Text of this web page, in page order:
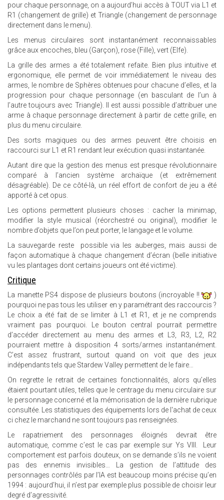
pour chaque personnage, on a aujourd’hui accès à TOUT via L1 et
R1 (changement de grille) et Triangle (changement de personnage
directement dans le menu).
Les menus circulaires sont instantanément reconnaissables
grâce aux encoches, bleu (Garçon), rose (Fille), vert (Elfe).
La grille des armes a été totalement refaite. Bien plus intuitive et
ergonomique, elle permet de voir immédiatement le niveau des
armes, le nombre de Sphères obtenues pour chacune d’elles, et la
progression pour chaque personnage (en basculant de l’un à
l’autre toujours avec Triangle). Il est aussi possible d’attribuer une
arme à chaque personnage directement à partir de cette grille, en
plus du menu circulaire.
Des sorts magiques ou des armes peuvent être choisis en
raccourci sur L1 et R1 rendant leur exécution quasi instantanée.
Autant dire que la gestion des menus est presque révolutionnaire
comparé à l’ancien système archaïque (et extrêmement
désagréable). De ce côté-là, un réel effort de confort de jeu a été
apporté à cet opus.
Les options permettent plusieurs choses : cacher la minimap,
modifier la style musical (réorchestré ou original), modifier le
nombre d’objets que l’on peut porter, le langage et le volume.
La sauvegarde reste possible via les auberges, mais aussi de
façon automatique à chaque changement d’écran (belle initiative
vu les plantages dont certains joueurs ont été victime).
Critique
La manette PS4 dispose de plusieurs boutons (incroyable !!
)
pourquoi ne pas tous les utiliser en y paramétrant des raccourcis ?
Le choix a été fait de se limiter à L1 et R1, et je ne comprends
vraiment pas pourquoi. Le bouton central pourrait permettre
d’accéder directement au menu des armes et L3, R3, L2, R2
pourraient mettre à disposition 4 sorts/armes instantanément.
C’est assez frustrant, surtout quand on voit que des jeux
indépendants tels que Stardew Valley permettent de le faire…
On regrette le retrait de certaines fonctionnalités, alors qu’elles
étaient pourtant utiles, telles que le centrage du menu circulaire sur
le personnage concerné et la mémorisation de la dernière rubrique
consultée. Les statistiques des équipements lors de l'achat de ceux
ci chez le marchand ne sont toujours pas renseignées.
Le rapatriement des personnages éloignés devrait être
automatique, comme c’est le cas par exemple sur Ys VIII. Leur
comportement est parfois douteux, on se demande s’ils ne voient
pas des ennemis invisibles… La gestion de l’attitude des
personnages contrôlés par l’IA est beaucoup moins précise qu’en
1994 : aujourd’hui, il n’est par exemple plus possible de choisir leur
degré d’agressivité.